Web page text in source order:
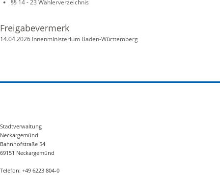
§§ 14 - 23 Wählerverzeichnis
Freigabevermerk
14.04.2026 Innenministerium Baden-Württemberg
Stadtverwaltung
Neckargemünd
Bahnhofstraße 54
69151 Neckargemünd
Telefon: +49 6223 804-0